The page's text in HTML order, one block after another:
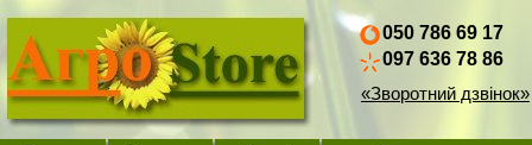
050 786 69 17
097 636 78 86
«Зворотний дзвінок»